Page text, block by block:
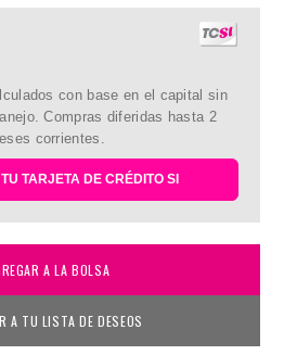
con base en el capital sin
Compras diferidas hasta 2
corrientes.
TARJETA DE CRÉDITO SI
A LA BOLSA
A TU LISTA DE DESEOS